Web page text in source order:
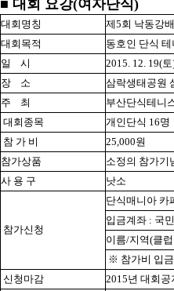
■ 대회 요강(여자단식)
대회명칭
제5회 낙동강
대회목적
동호인 단식
일
시
2015. 12. 19(
장
소
삼락생태공원
주
최
부산단식테니
대회종목
개인단식 16명
참 가 비
25,000원
참가상품
소정의 참가기
사 용 구
낫소
참가신청
단식매니아 카
입금계좌 : 국
이름/지역(클
※ 참가비 입
신청마감
2015년 대회